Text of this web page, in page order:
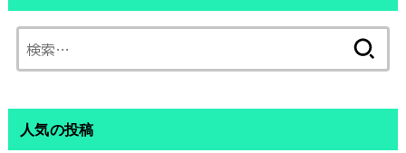
索:
人気の投稿